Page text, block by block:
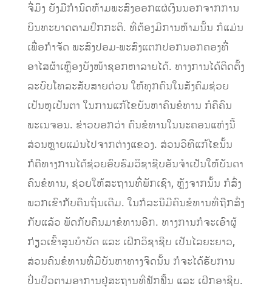
ຈີ່ມິງ ຍັງມີກຳນົດຫ້າມພະສົງອອກແຜ່ເງິນນອກຈາກການ
ບິນທະບາດຕາມປົກກະຕິ. ທີ່ຕ້ອງມີການຫ້າມນັ້ນ ກໍແມ່ນ
ເພື່ອກຳຈັດ ພະສົງປອມ-ພະສົງແຕກປອກນອກຄອງທີ່
ອາໄສຜ້າເຫຼືອງບັງໜ້າຊອກຫາລາຍໄດ້. ທາງການໄດ້ຕິດຕັ້ງ
ລະບົບໂທລະສັບສາຍດ່ວນ ໃຫ້ທຸກຄົນໃນສັງຄົມຊ່ວຍ
ເປັນຫູເປັນຕາ ໃນການແກ້ໄຂບັນຫາຄົນຂໍທານ ກໍຄືຄົນ
ພະເນຈອນ. ຂ່າວບອກວ່າ ຄົນຂໍທານໃນນະຄອນແຫ່ງນີ້
ສ່ວນຫຼາຍແມ່ນໄປຈາກຕ່າງແຂວງ. ສ່ວນວິທີແກ້ໄຂນັ້ນ
ກໍຄືທາງການໄດ້ຊ່ວຍອົບຮົມວິຊາຊີບອັນຈຳເປັນໃຫ້ບັນດາ
ຄົນຂໍທານ, ຊ່ວຍໃຫ້ສະຖານທີ່ພັກເຊົາ, ຫຼັງຈາກນັ້ນ ກໍສົ່ງ
ພວກເຂົາກັບຄືນຖິ່ນເດີມ. ໃນກໍລະນີມີຄົນຂໍທານທີ່ຖືກສົ່ງ
ກັບແລ້ວ ພັດກັບຄືນມາຂໍທານອີກ. ທາງການກໍຈະເອົາຜູ້
ກ່ຽວເຂົ້າສູນບຳບັດ ແລະ ເຝິກວິຊາຊີບ ເປັນໄລຍະຍາວ,
ສ່ວນຄົນຂໍທານທີ່ມີບັນຫາທາງຈິດນັ້ນ ກໍຈະໄດ້ຮັບການ
ປິ່ນປົວຕາມອາການຢູ່ສະຖານທີ່ຟັກຟື້ນ ແລະ ເຝິກອາຊີບ.